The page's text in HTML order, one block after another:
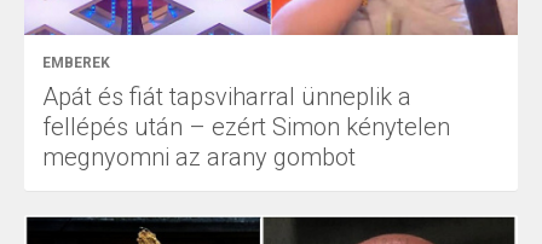
EMBEREK
Apát és fiát tapsviharral ünneplik a
fellépés után – ezért Simon kénytelen
megnyomni az arany gombot